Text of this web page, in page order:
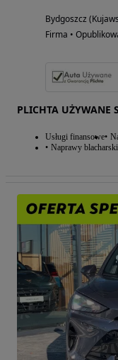
Bydgoszcz
Firma •
PLICHTA UŻYWANE
Usługi finansowe
Naprawy